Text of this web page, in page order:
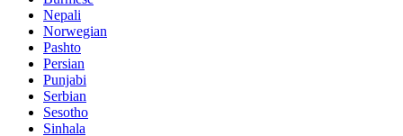
Nepali
Norwegian
Pashto
Persian
Punjabi
Serbian
Sesotho
Sinhala